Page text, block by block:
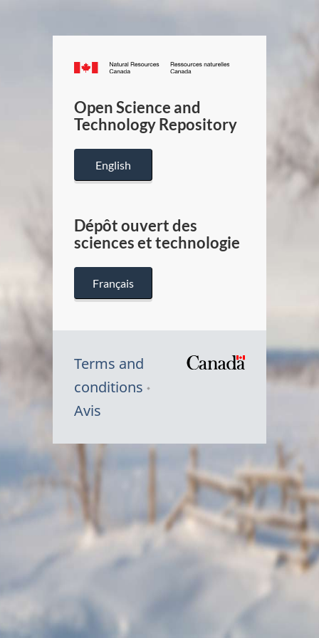
Canada.ca
/
Canada
Open Science and
Technology Repository
English
Dépôt ouvert des
sciences et technologie
Français
Terms and
conditions
Avis
Symbole
Canada